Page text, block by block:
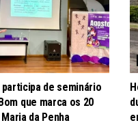
participa de seminário
que marca os 20
da Penha